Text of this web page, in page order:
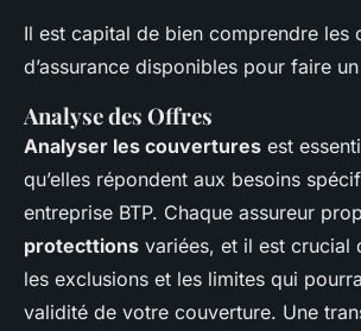
Il est capital de bien comprendre les
d’assurance disponibles pour faire
Analyse des Offres
Analyser les couvertures est
qu’elles répondent aux besoins
entreprise BTP. Chaque assureur
protecttions variées, et il est crucial
les exclusions et les limites qui
validité de votre couverture. Une